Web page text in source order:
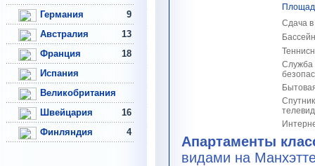
Германия
9
Австралия
13
Франция
18
Испания
Великобритания
Швейцария
16
Финляндия
4
Сдача
Служба
Апартаменты
видами на